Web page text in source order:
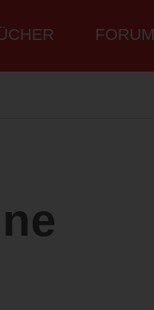
FORUM